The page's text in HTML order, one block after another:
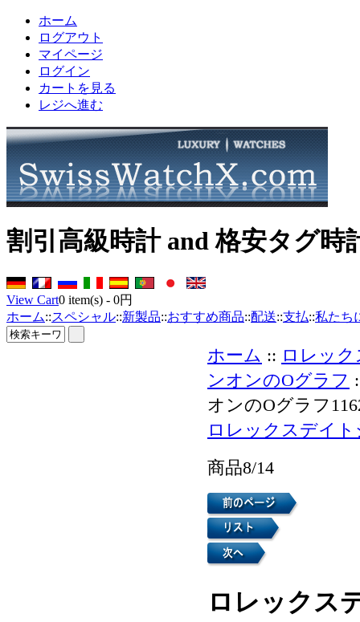
ホーム
ログアウト
マイページ
ログイン
カートを見る
レジへ進む
割引高級時計 and 格安タグ時
View Cart0 item(s) - 0円
ホーム::スペシャル::新製品::おすすめ商品::配送::支払::私たち
ホーム :: ロレック
ンオンのOグラフ
オンのOグラフ
ロレックスデイ
商品8/14
ロレックス